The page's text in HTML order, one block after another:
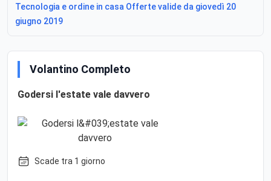
Tecnologia e ordine in casa Offerte valide da giovedì 20
giugno 2019
Volantino Completo
Godersi l'estate vale davvero
Scade tra 1 giorno